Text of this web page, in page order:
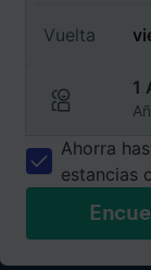
Vuelta
1
Ahorra
estancias